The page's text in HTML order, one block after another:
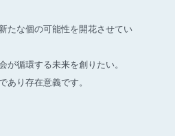
たな個の可能性を開花させてい
が循環する未来を創りたい。
あり存在意義です。